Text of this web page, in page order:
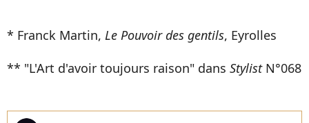
* Franck Martin, Le Pouvoir des gentils, Eyrolles
** "L'Art d'avoir toujours raison" dans Stylist N°068